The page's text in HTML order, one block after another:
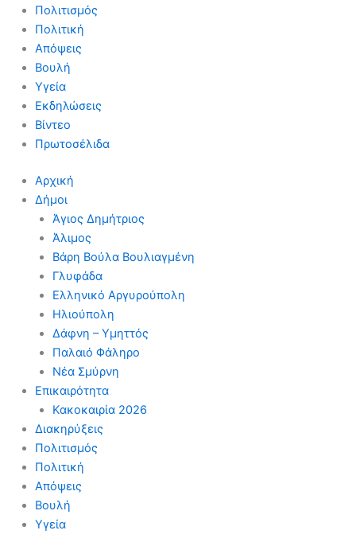
Πολιτισμός
Πολιτική
Απόψεις
Βουλή
Υγεία
Εκδηλώσεις
Βίντεο
Πρωτοσέλιδα
Αρχική
Δήμοι
Άγιος Δημήτριος
Άλιμος
Βάρη Βούλα Βουλιαγμένη
Γλυφάδα
Ελληνικό Αργυρούπολη
Ηλιούπολη
Δάφνη – Υμηττός
Παλαιό Φάληρο
Νέα Σμύρνη
Επικαιρότητα
Κακοκαιρία 2026
Διακηρύξεις
Πολιτισμός
Πολιτική
Απόψεις
Βουλή
Υγεία